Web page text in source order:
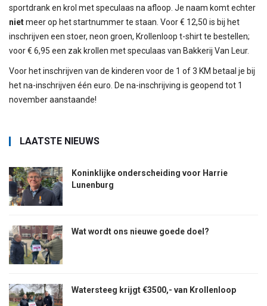
sportdrank en krol met speculaas na afloop. Je naam komt echter
nietmeer op het startnummer te staan. Voor € 12,50 is bij het
inschrijven een stoer, neon groen, Krollenloop t-shirt te bestellen;
voor € 6,95 een zak krollen met speculaas van Bakkerij Van Leur.
Voor het inschrijven van de kinderen voor de 1 of 3 KM betaal je bij
het na-inschrijven één euro. De na-inschrijving is geopend tot 1
november aanstaande!
LAATSTE NIEUWS
Koninklijke onderscheiding voor Harrie
Lunenburg
Wat wordt ons nieuwe goede doel?
Watersteeg krijgt €3500,- van Krollenloop